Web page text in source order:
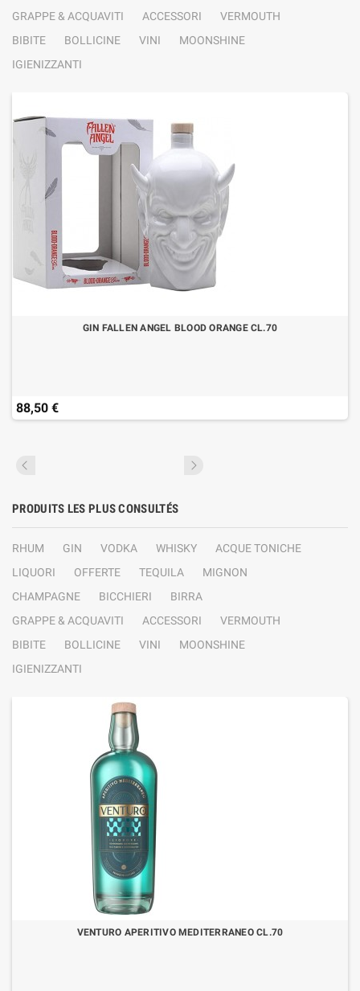
GRAPPE & ACQUAVITI
ACCESSORI
VERMOUTH
BIBITE
BOLLICINE VINI
MOONSHINE
IGIENIZZANTI
GIN FALLEN ANGEL BLOOD ORANGE CL.70
88,50 €
PRODUITS LES PLUS CONSULTÉS
RHUM GIN VODKA WHISKY
ACQUE TONICHE
LIQUORI
OFFERTE TEQUILA
MIGNON
CHAMPAGNE
BICCHIERI
BIRRA
GRAPPE & ACQUAVITI
ACCESSORI
VERMOUTH
BIBITE
BOLLICINE VINI
MOONSHINE
IGIENIZZANTI
VENTURO APERITIVO MEDITERRANEO CL.70